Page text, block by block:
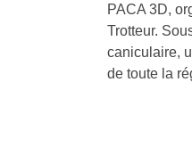
PACA 3D,
Trotteur.
caniculaire,
de toute la